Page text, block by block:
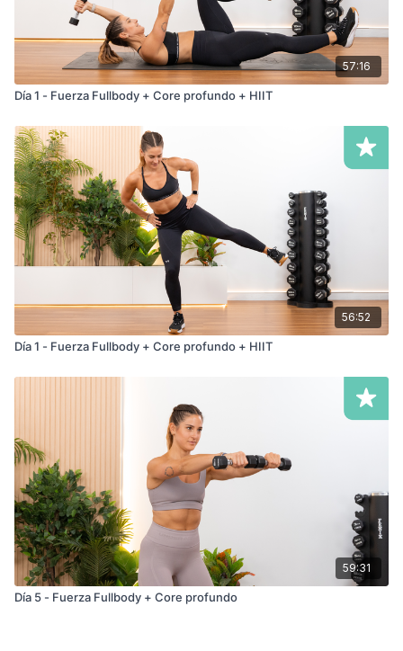
57:16
Día 1 - Fuerza Fullbody + Core profundo + HIIT
56:52
Día 1 - Fuerza Fullbody + Core profundo + HIIT
59:31
Día 5 - Fuerza Fullbody + Core profundo